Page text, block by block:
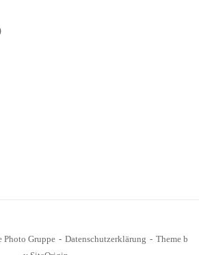
Photo Gruppe Datenschutzerklärung
Theme b